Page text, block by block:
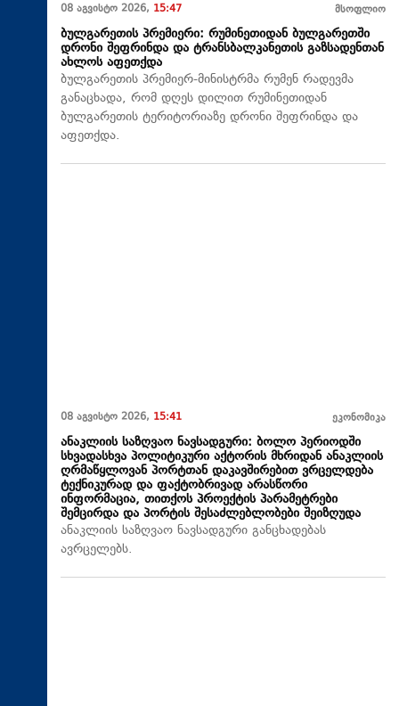
08 აგვისტო 2026, 15:47 მსოფლიო
ბულგარეთის პრემიერი: რუმინეთიდან ბულგარეთში
დრონი შეფრინდა და ტრანსბალკანეთის გაზსადენთან
ახლოს აფეთქდა
ბულგარეთის პრემიერ-მინისტრმა რუმენ რადევმა
განაცხადა, რომ დღეს დილით რუმინეთიდან
ბულგარეთის ტერიტორიაზე დრონი შეფრინდა და
აფეთქდა.
08 აგვისტო 2026, 15:41 ეკონომიკა
ანაკლიის საზღვაო ნავსადგური: ბოლო პერიოდში
სხვადასხვა პოლიტიკური აქტორის მხრიდან ანაკლიის
ღრმაწყლოვან პორტთან დაკავშირებით ვრცელდება
ტექნიკურად და ფაქტობრივად არასწორი
ინფორმაცია, თითქოს პროექტის პარამეტრები
შემცირდა და პორტის შესაძლებლობები შეიზღუდა
ანაკლიის საზღვაო ნავსადგური განცხადებას
ავრცელებს.